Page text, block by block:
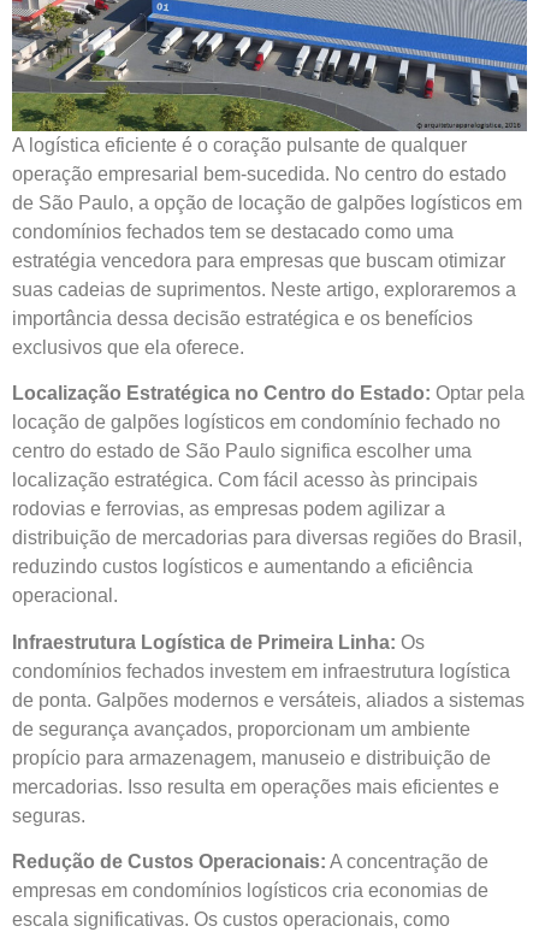
A logística eficiente é o coração pulsante de qualquer
operação empresarial bem-sucedida. No centro do estado
de São Paulo, a opção de locação de galpões logísticos em
condomínios fechados tem se destacado como uma
estratégia vencedora para empresas que buscam otimizar
suas cadeias de suprimentos. Neste artigo, exploraremos a
importância dessa decisão estratégica e os benefícios
exclusivos que ela oferece.
Localização Estratégica no Centro do Estado: Optar pela
locação de galpões logísticos em condomínio fechado no
centro do estado de São Paulo significa escolher uma
localização estratégica. Com fácil acesso às principais
rodovias e ferrovias, as empresas podem agilizar a
distribuição de mercadorias para diversas regiões do Brasil,
reduzindo custos logísticos e aumentando a eficiência
operacional.
Infraestrutura Logística de Primeira Linha: Os
condomínios fechados investem em infraestrutura logística
de ponta. Galpões modernos e versáteis, aliados a sistemas
de segurança avançados, proporcionam um ambiente
propício para armazenagem, manuseio e distribuição de
mercadorias. Isso resulta em operações mais eficientes e
seguras.
Redução de Custos Operacionais: A concentração de
empresas em condomínios logísticos cria economias de
escala significativas. Os custos operacionais, como